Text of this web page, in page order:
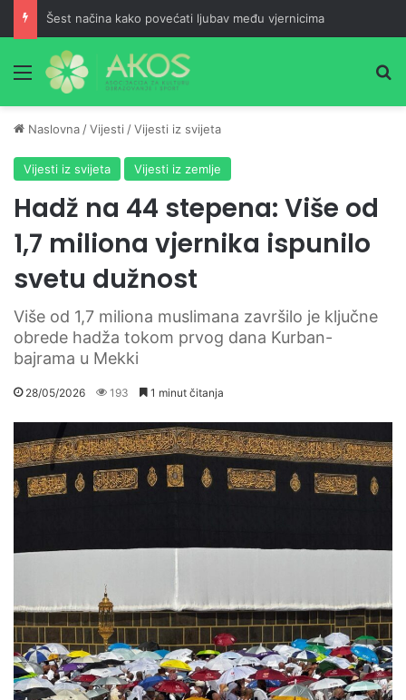
Šest načina kako povećati ljubav među vjernicima
Meni
Naslovna /Vijesti /Vijesti iz svijeta
Vijesti iz svijeta Vijesti iz zemlje
Hadž na 44 stepena: Više od
1,7 miliona vjernika ispunilo
svetu dužnost
Više od 1,7 miliona muslimana završilo je ključne
obrede hadža tokom prvog dana Kurban-
bajrama u Mekki
28/05/2026 193 1 minut čitanja